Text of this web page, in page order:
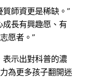
師資更是稀缺。”
成長有興趣愿、有
愿者。”
表示出對科普的濃
為更多孩子翻開迷